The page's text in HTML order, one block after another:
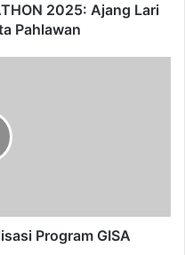
Barang Rampasan, Kejari
Siapkan Pendampingan
Rp27 Miliar, Wali Kota
Ngangsu Kaweruh
2025: Ajang Lari
Pahlawan
Program GISA